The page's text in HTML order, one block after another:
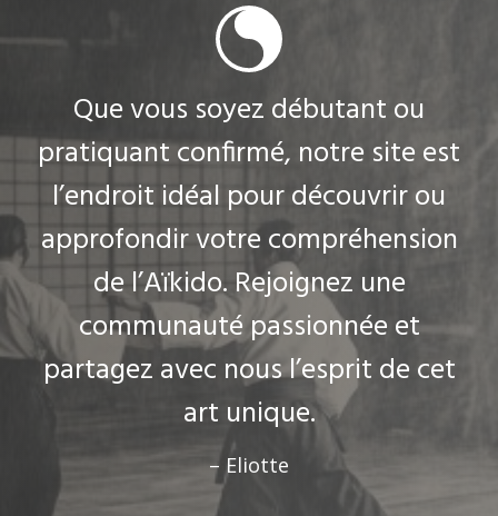
Que vous soyez débutant ou
pratiquant confirmé, notre site est
l’endroit idéal pour découvrir ou
approfondir votre compréhension
de l’Aïkido. Rejoignez une
communauté passionnée et
partagez avec nous l’esprit de cet
art unique.
– Eliotte